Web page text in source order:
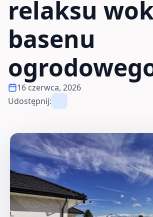
relaksu
basenu
16 czerwca, 2026
Udostępnij: